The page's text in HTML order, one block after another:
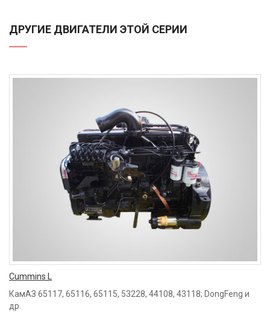
ДРУГИЕ ДВИГАТЕЛИ ЭТОЙ СЕРИИ
Cummins L
КамАЗ 65117, 65116, 65115, 53228, 44108, 43118; DongFeng и
др.